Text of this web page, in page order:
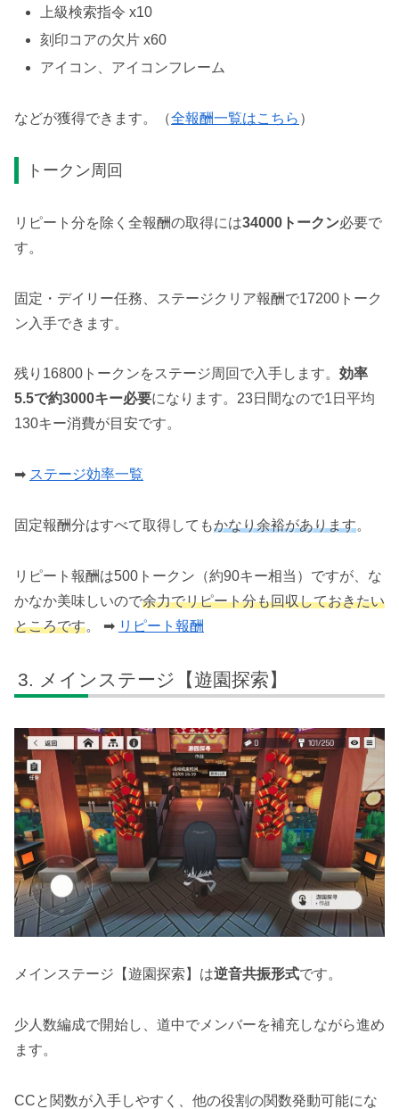
上級検索指令 x10
刻印コアの欠片 x60
アイコン、アイコンフレーム
などが獲得できます。（全報酬一覧はこちら ）
トークン周回
リピート分を除く全報酬の取得には34000トークン必要で
す。
固定・デイリー任務、ステージクリア報酬で17200トーク
ン入手できます。
残り16800トークンをステージ周回で入手します。 効率
5.5で約3000キー必要になります。23日間なので1日平均
130キー消費が目安です。
➡ ステージ効率一覧
固定報酬分はすべて取得してもかなり余裕があります。
リピート報酬は500トークン（約90キー相当）ですが、な
かなか美味しいので余力でリピート分も回収しておきたい
ところです。 ➡ リピート報酬
メインステージ【遊園探索】
メインステージ【遊園探索】は逆音共振形式です。
少人数編成で開始し、道中でメンバーを補充しながら進め
ます。
CCと関数が入手しやすく、他の役割の関数発動可能にな